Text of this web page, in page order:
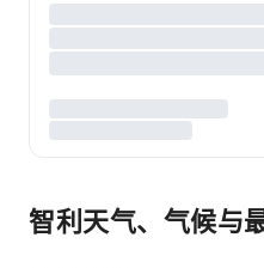
智利天气、气候与